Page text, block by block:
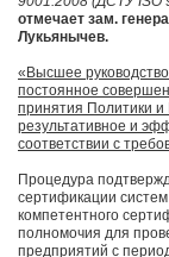
отмечает зам.
Лукьянычев.
«Высшее
постоянное
принятия Политики и
результативное и
соответствии с
Процедура
сертификации
компетентного
полномочия для
предприятий с